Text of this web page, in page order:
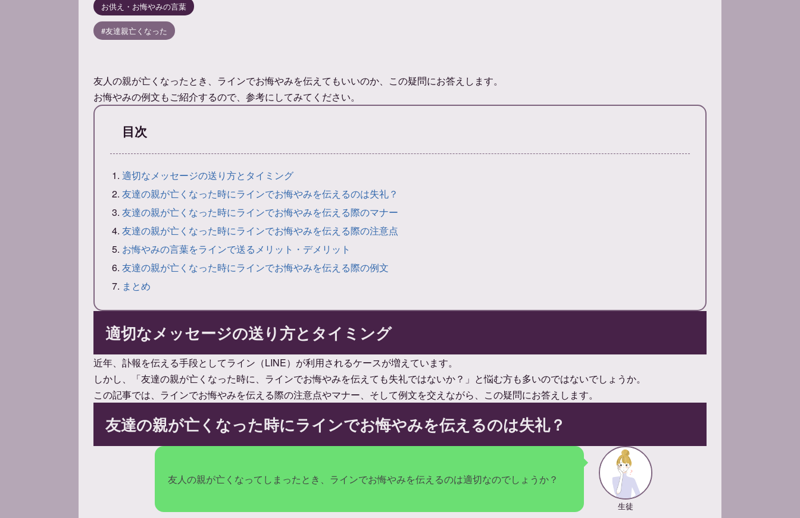
お供え・お悔やみの言葉
友達親亡くなった
友人の親が亡くなったとき、ラインでお悔やみを伝えてもいいのか、この疑問にお答えします。
お悔やみの例文もご紹介するので、参考にしてみてください。
目次
適切なメッセージの送り方とタイミング
友達の親が亡くなった時にラインでお悔やみを伝えるのは失礼？
友達の親が亡くなった時にラインでお悔やみを伝える際のマナー
友達の親が亡くなった時にラインでお悔やみを伝える際の注意点
お悔やみの言葉をラインで送るメリット・デメリット
友達の親が亡くなった時にラインでお悔やみを伝える際の例文
まとめ
適切なメッセージの送り方とタイミング
近年、訃報を伝える手段としてライン（LINE）が利用されるケースが増えています。
しかし、「友達の親が亡くなった時に、ラインでお悔やみを伝えても失礼ではないか？」と悩む方も多いのではないでしょうか。
この記事では、ラインでお悔やみを伝える際の注意点やマナー、そして例文を交えながら、この疑問にお答えします。
友達の親が亡くなった時にラインでお悔やみを伝えるのは失礼？
友人の親が亡くなってしまったとき、ラインでお悔やみを伝えるのは適切なのでしょうか？
生徒